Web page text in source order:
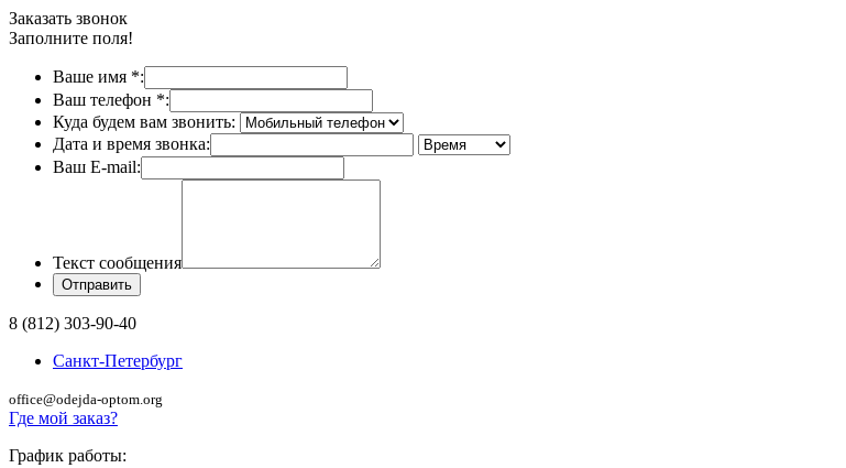
Заказать звонок
Заполните поля!
Ваше имя *:
Ваш телефон *:
Куда будем вам звонить:
Дата и время звонка:
Ваш E-mail:
Текст сообщения
8 (812) 303-90-40
Санкт-Петербург
office@odejda-optom.org
Где мой заказ?
График работы: